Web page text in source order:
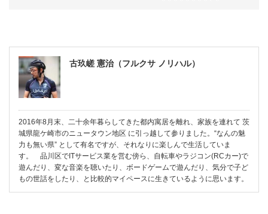
古玖嵯 憲治（フルクサ ノリハル）
2016年8月末、二十余年暮らしてきた都内寓居を離れ、家族を連れて 茨
城県龍ケ崎市のニュータウン地区 に引っ越して参りました。“なんの魅
力も無い県” として有名ですが、それなりに楽しんで生活していま
す。 品川区でITサービス業を営む傍ら、自転車やラジコン(RCカー)で
遊んだり、変な音楽を聴いたり、ボードゲームで遊んだり、気分で子ど
もの世話をしたり、と比較的マイペースに生きているように思います。